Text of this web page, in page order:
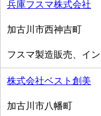
兵庫フスマ株式会社
加古川市西神吉町
フスマ製造販売、イ
株式会社ベスト創美
加古川市八幡町